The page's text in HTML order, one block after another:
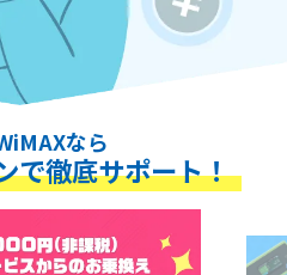
なら
で徹底サポート！